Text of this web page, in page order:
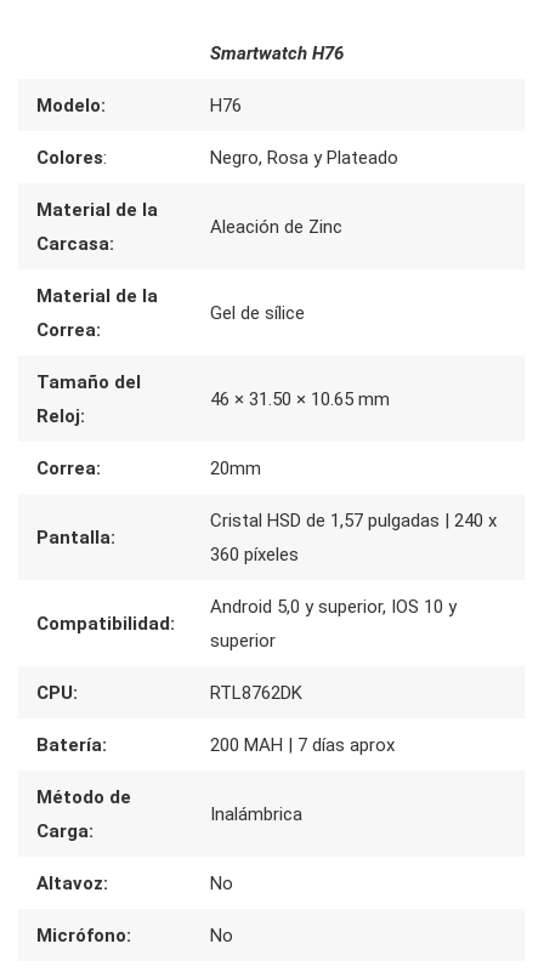
Smartwatch H76
Modelo: H76
Colores: Negro, Rosa y Plateado
Material de la
Carcasa:
Aleación de Zinc
Material de la
Correa:
Gel de sílice
Tamaño del
Reloj:
46 × 31.50 × 10.65 mm
Correa: 20mm
Pantalla:
Cristal HSD de 1,57 pulgadas | 240 x
360 píxeles
Compatibilidad:
Android 5,0 y superior, IOS 10 y
superior
CPU: RTL8762DK
Batería: 200 MAH | 7 días aprox
Método de
Carga:
Inalámbrica
Altavoz: No
Micrófono: No